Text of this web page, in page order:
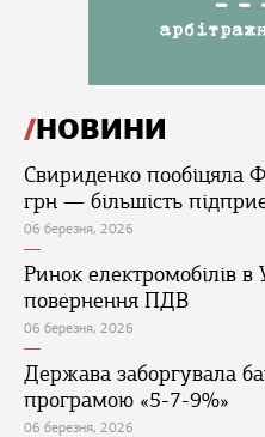
НОВИНИ
Свириденко
грн — більшість
06 березня, 2026
Ринок електромобілів в
повернення ПДВ
06 березня, 2026
Держава заборгувала
програмою «5-7-9%»
06 березня, 2026